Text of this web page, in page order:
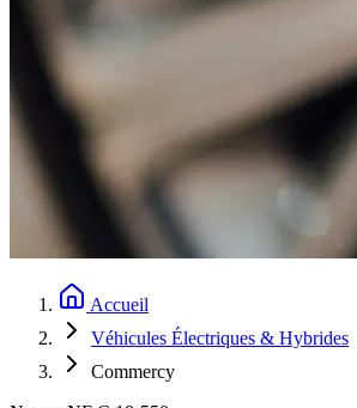
Accueil
Véhicules Électriques & Hybrides
Commercy